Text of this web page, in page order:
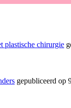
plastische chirurgie
gepubliceerd op